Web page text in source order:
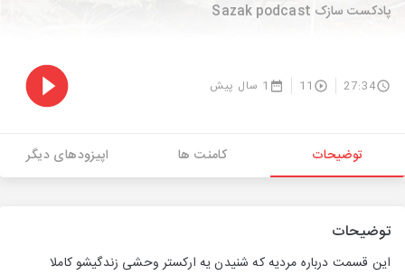
پادکست سازک Sazak podcast
27:34
11 1 سال پیش
توضیحات کامنت ها اپیزودهای دیگر
توضیحات
این قسمت درباره مردیه که شنیدن یه ارکستر وحشی زندگیشو کاملا